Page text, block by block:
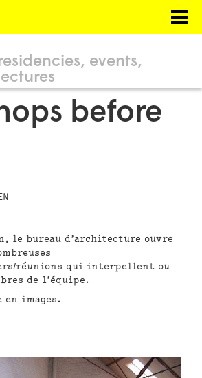
events
before
le bureau d’architecture ouvre
réunions qui interpellent ou
de l’équipe.
en images.